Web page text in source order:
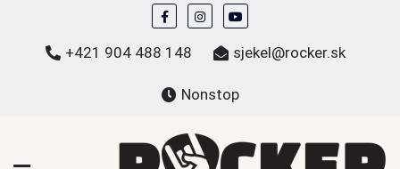
content
+421 904 488 148 sjekel@rocker.sk
Nonstop